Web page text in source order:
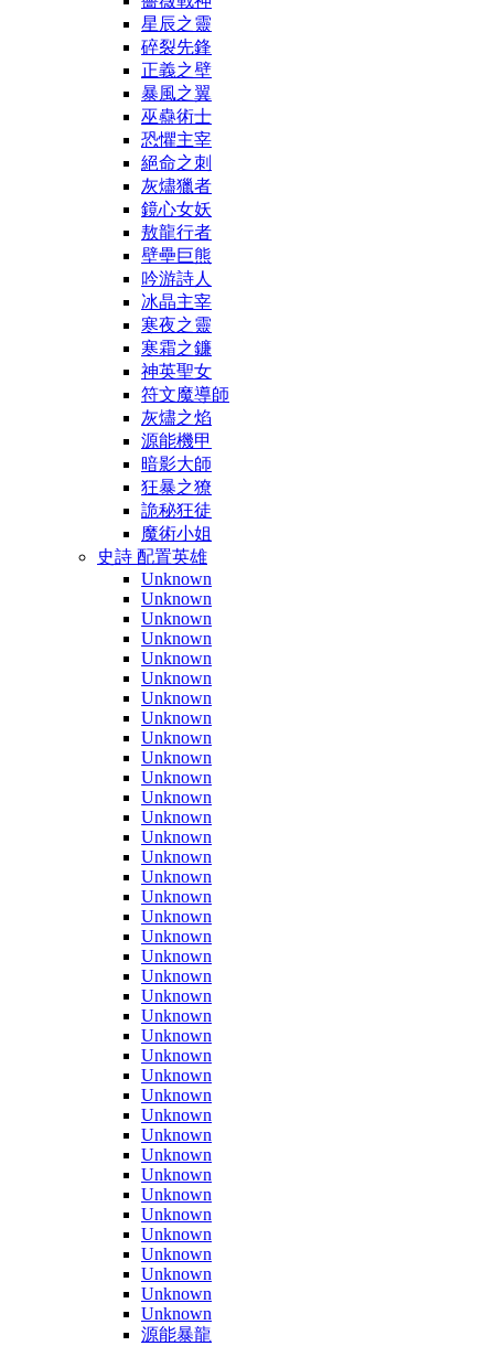
星辰之靈
碎裂先鋒
正義之壁
暴風之翼
巫蠱術士
恐懼主宰
絕命之刺
灰燼獵者
鏡心女妖
敖龍行者
壁壘巨熊
吟游詩人
冰晶主宰
寒夜之靈
寒霜之鐮
神英聖女
符文魔導師
灰燼之焰
源能機甲
暗影大師
狂暴之獠
詭秘狂徒
魔術小姐
史詩 配置英雄
Unknown
Unknown
Unknown
Unknown
Unknown
Unknown
Unknown
Unknown
Unknown
Unknown
Unknown
Unknown
Unknown
Unknown
Unknown
Unknown
Unknown
Unknown
Unknown
Unknown
Unknown
Unknown
Unknown
Unknown
Unknown
Unknown
Unknown
Unknown
Unknown
Unknown
Unknown
Unknown
Unknown
Unknown
Unknown
Unknown
Unknown
Unknown
源能暴龍